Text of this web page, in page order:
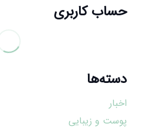
حساب کاربری
دسته‌ها
اخبار
پوست و زیبایی